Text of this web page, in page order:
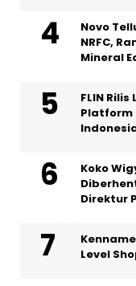
Novo
NRFC,
Mineral
FLIN
Platform
Koko
Direktur
Level